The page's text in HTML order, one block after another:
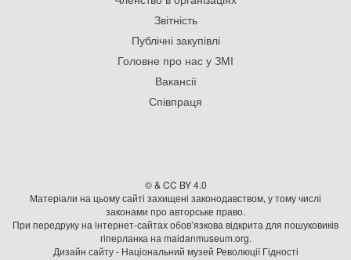
Звітність
Публічні закупівлі
Головне про нас у ЗМІ
Вакансії
Співпраця
© & CC BY 4.0
Матеріали на цьому сайті захищені законодавством, у тому числі
законами про авторське право.
При передруку на iнтернет-сайтах обов’язкова відкрита для пошуковиків
гiперланка на maidanmuseum.org.
Дизайн сайту - Національний музей Революції Гідності